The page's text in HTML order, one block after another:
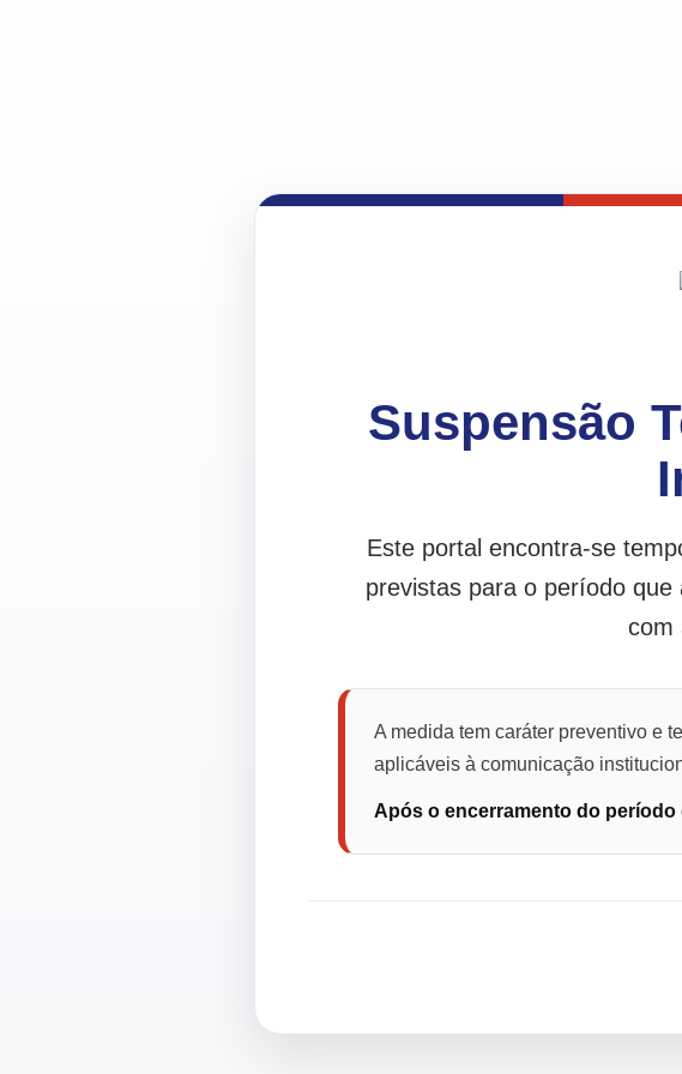
Suspensão
Este portal encontra-se
previstas para o período
com
A medida tem caráter preventivo e
aplicáveis à comunicação
Após o encerramento do